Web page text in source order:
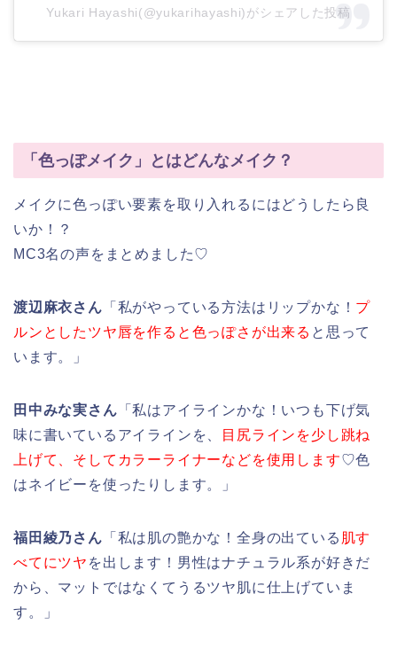
Yukari Hayashi(@yukarihayashi)がシェアした投稿
「色っぽメイク」とはどんなメイク？
メイクに色っぽい要素を取り入れるにはどうしたら良
いか！？
MC3名の声をまとめました♡
渡辺麻衣さん 「私がやっている方法はリップかな！ プ
ルンとしたツヤ唇を作ると色っぽさが出来る と思って
います。」
田中みな実さん 「私はアイラインかな！いつも下げ気
味に書いているアイラインを、
目尻ラインを少し跳ね
上げて、そしてカラーライナーなどを使用します♡色
はネイビーを使ったりします。」
福田綾乃さん 「私は肌の艶かな！全身の出ている 肌す
べてにツヤ を出します！男性はナチュラル系が好きだ
から、マットではなくてうるツヤ肌に仕上げていま
す。」